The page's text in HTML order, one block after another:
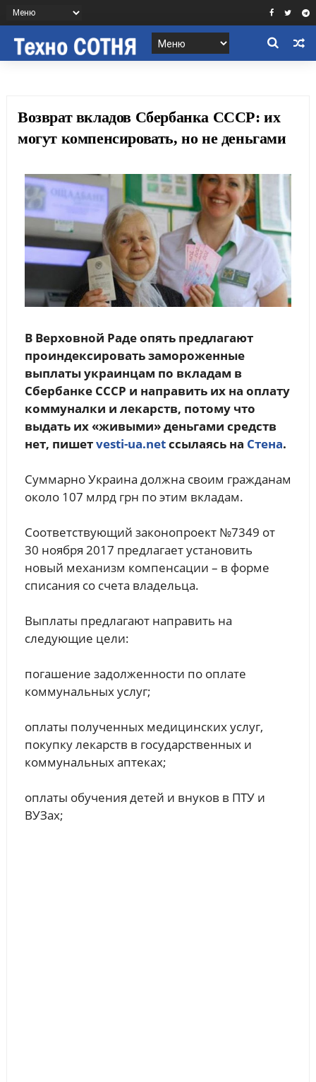
Возврат вкладов Сбербанка СССР: их
могут компенсировать, но не деньгами
В Верховной Раде опять предлагают
проиндексировать замороженные
выплаты украинцам по вкладам в
Сбербанке СССР и направить их на оплату
коммуналки и лекарств, потому что
выдать их «живыми» деньгами средств
нет, пишетvesti-ua.netссылаясь на Стена.
Суммарно Украина должна своим гражданам
около 107 млрд грн по этим вкладам.
Соответствующий законопроект №7349 от
30 ноября 2017 предлагает установить
новый механизм компенсации – в форме
списания со счета владельца.
Выплаты предлагают направить на
следующие цели:
погашение задолженности по оплате
коммунальных услуг;
оплаты полученных медицинских услуг,
покупку лекарств в государственных и
коммунальных аптеках;
оплаты обучения детей и внуков в ПТУ и
ВУЗах;